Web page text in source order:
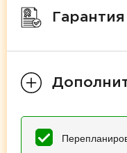
Гарантия